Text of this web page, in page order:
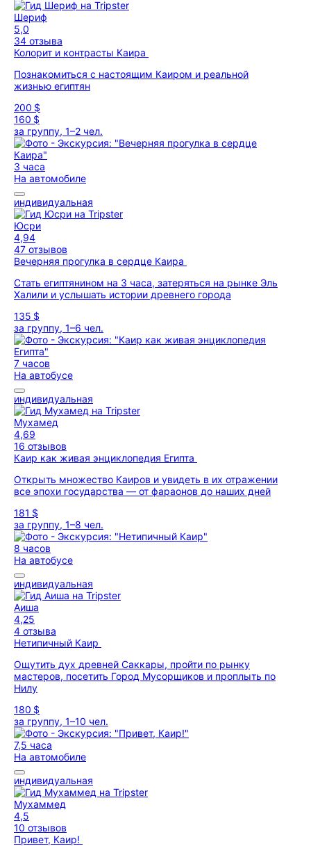
Шериф
5,0
34 отзыва
Колорит и контрасты Каира
Познакомиться с настоящим Каиром и реальной
жизнью египтян
200 $
160 $
за группу, 1–2 чел.
3 часа
На автомобиле
индивидуальная
Юсри
4,94
47 отзывов
Вечерняя прогулка в сердце Каира
Стать египтянином на 3 часа, затеряться на рынке Эль
Халили и услышать истории древнего города
135 $
за группу, 1–6 чел.
7 часов
На автобусе
индивидуальная
Мухамед
4,69
16 отзывов
Каир как живая энциклопедия Египта
Открыть множество Каиров и увидеть в их отражении
все эпохи государства — от фараонов до наших дней
181 $
за группу, 1–8 чел.
8 часов
На автобусе
индивидуальная
Аиша
4,25
4 отзыва
Нетипичный Каир
Ощутить дух древней Саккары, пройти по рынку
мастеров, посетить Город Мусорщиков и проплыть по
Нилу
180 $
за группу, 1–10 чел.
7,5 часа
На автомобиле
индивидуальная
Мухаммед
4,5
10 отзывов
Привет, Каир!